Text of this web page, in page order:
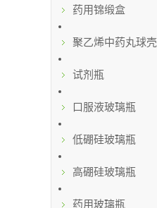
药用锦缎盒
聚乙烯中药丸球壳
试剂瓶
口服液玻璃瓶
低硼硅玻璃瓶
高硼硅玻璃瓶
药用玻璃瓶